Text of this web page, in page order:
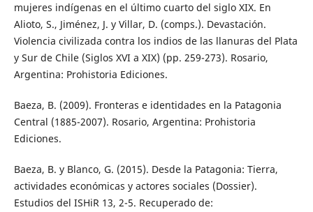
mujeres indígenas en el último cuarto del siglo XIX. En
Alioto, S., Jiménez, J. y Villar, D. (comps.). Devastación.
Violencia civilizada contra los indios de las llanuras del Plata
y Sur de Chile (Siglos XVI a XIX) (pp. 259-273). Rosario,
Argentina: Prohistoria Ediciones.
Baeza, B. (2009). Fronteras e identidades en la Patagonia
Central (1885-2007). Rosario, Argentina: Prohistoria
Ediciones.
Baeza, B. y Blanco, G. (2015). Desde la Patagonia: Tierra,
actividades económicas y actores sociales (Dossier).
Estudios del ISHiR 13, 2-5. Recuperado de: